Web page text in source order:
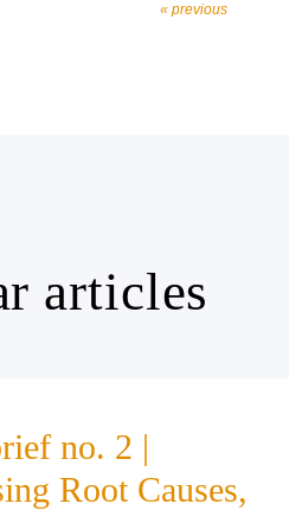
« previous
articles
no. 2 |
Root Causes,